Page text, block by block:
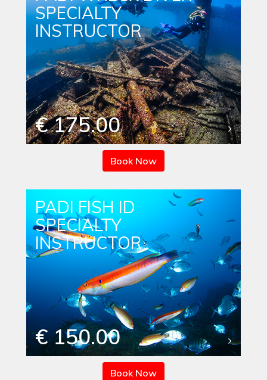
SPECIALTY
INSTRUCTOR
€ 175.00
Book Now
PADI FISH ID
SPECIALTY
INSTRUCTOR
€ 150.00
Book Now